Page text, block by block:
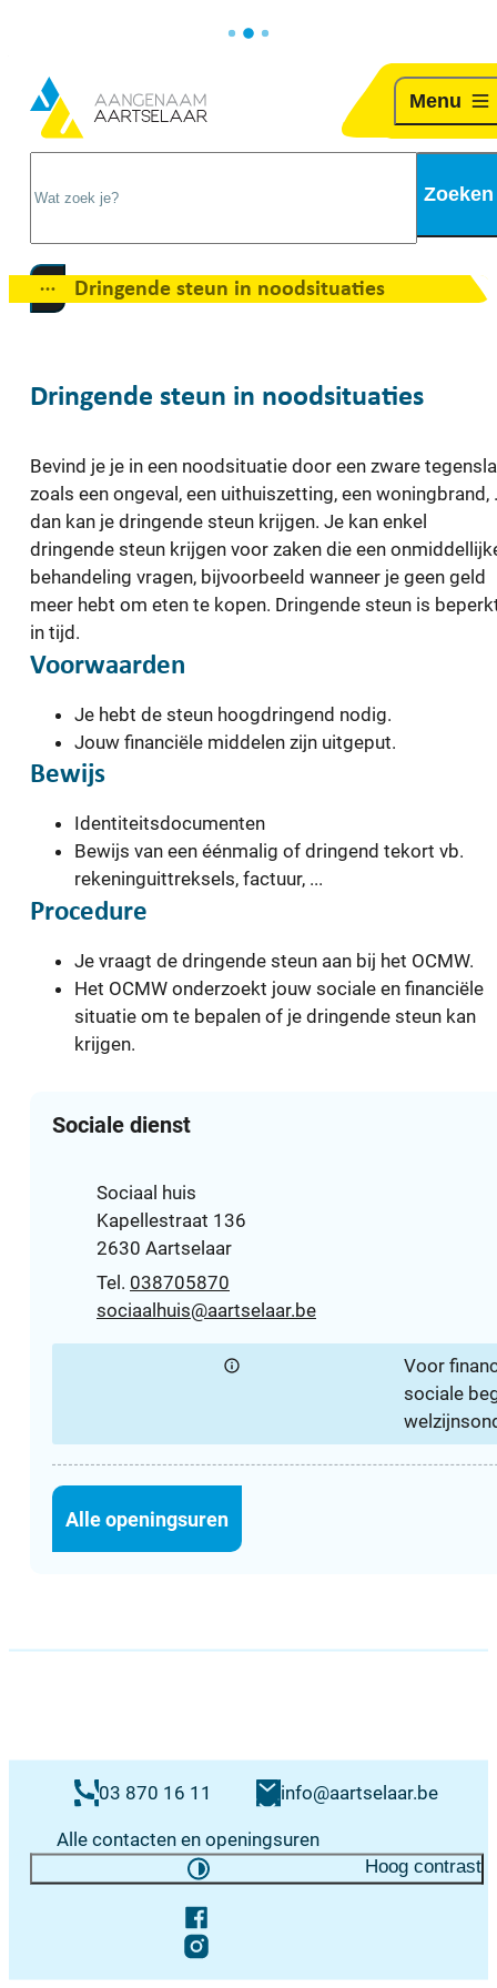
Naar inhoud
Aartselaar
Zoeken
Menu
Toon alle broodkruimel items
Dringende steun in noodsituaties
Dringende steun in noodsituaties
Bevind je je in een noodsituatie door een zware
zoals een ongeval, een uithuiszetting, een woningbrand,
dan kan je dringende steun krijgen. Je kan enkel
dringende steun krijgen voor zaken die een
behandeling vragen, bijvoorbeeld wanneer je geen geld
meer hebt om eten te kopen. Dringende steun is
in tijd.
Voorwaarden
Je hebt de steun hoogdringend nodig.
Jouw financiële middelen zijn uitgeput.
Bewijs
Identiteitsdocumenten
Bewijs van een éénmalig of dringend tekort vb.
rekeninguittreksels, factuur, ...
Procedure
Je vraagt de dringende steun aan bij het OCMW.
Het OCMW onderzoekt jouw sociale en financiële
situatie om te bepalen of je dringende steun kan
krijgen.
Sociale dienst
AdresSociaal huis
Kapellestraat 136
,2630 Aartselaar
038705870
E-mailsociaalhuis@aartselaar.be
Voor
sociale
Alle openingsurenSociale dienst
03 870 16 11
E-mail info@aartselaar.be
Alle contacten en openingsuren
Hoog contrast